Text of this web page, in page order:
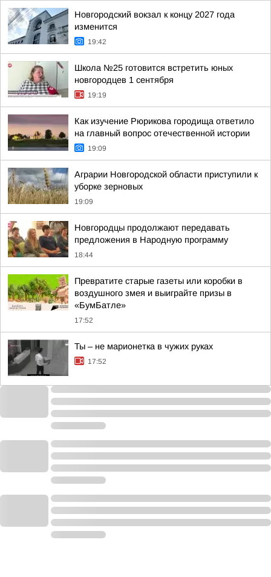
Новгородский вокзал к концу 2027 года
изменится
19:42
Школа №25 готовится встретить юных
новгородцев 1 сентября
19:19
Как изучение Рюрикова городища ответило
на главный вопрос отечественной истории
19:09
Аграрии Новгородской области приступили к
уборке зерновых
19:09
Новгородцы продолжают передавать
предложения в Народную программу
18:44
Превратите старые газеты или коробки в
воздушного змея и выиграйте призы в
«БумБатле»
17:52
Ты – не марионетка в чужих руках
17:52